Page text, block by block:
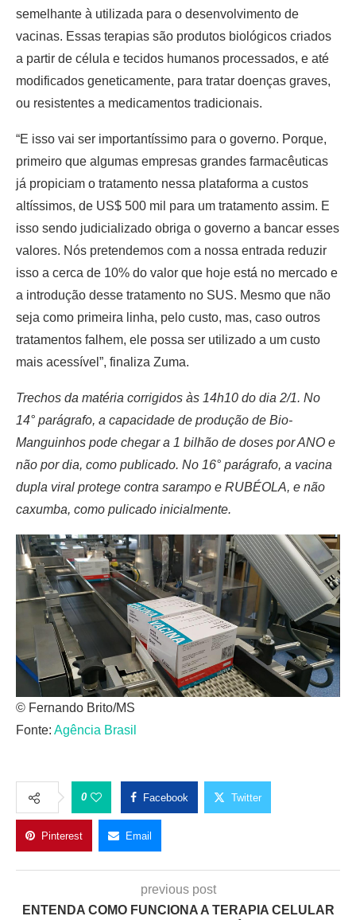
semelhante à utilizada para o desenvolvimento de
vacinas. Essas terapias são produtos biológicos criados
a partir de célula e tecidos humanos processados, e até
modificados geneticamente, para tratar doenças graves,
ou resistentes a medicamentos tradicionais.
“E isso vai ser importantíssimo para o governo. Porque,
primeiro que algumas empresas grandes farmacêuticas
já propiciam o tratamento nessa plataforma a custos
altíssimos, de US$ 500 mil para um tratamento assim. E
isso sendo judicializado obriga o governo a bancar esses
valores. Nós pretendemos com a nossa entrada reduzir
isso a cerca de 10% do valor que hoje está no mercado e
a introdução desse tratamento no SUS. Mesmo que não
seja como primeira linha, pelo custo, mas, caso outros
tratamentos falhem, ele possa ser utilizado a um custo
mais acessível”, finaliza Zuma.
Trechos da matéria corrigidos às 14h10 do dia 2/1. No
14° parágrafo, a capacidade de produção de Bio-
Manguinhos pode chegar a 1 bilhão de doses por ANO e
não por dia, como publicado. No 16° parágrafo, a vacina
dupla viral protege contra sarampo e RUBÉOLA, e não
caxumba, como pulicado inicialmente.
© Fernando Brito/MS
Fonte: Agência Brasil
0 Facebook Twitter
Pinterest Email
previous post
ENTENDA COMO FUNCIONA A TERAPIA CELULAR